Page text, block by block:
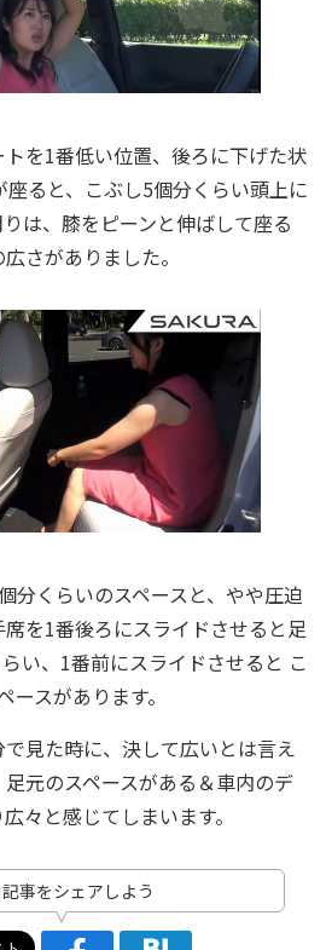
を1番低い位置、後ろに下げた状
ると、こぶし5個分くらい頭上に
は、膝をピーンと伸ばして座る
さがありました。
分くらいのスペースと、やや圧迫
を1番後ろにスライドさせると足
い、1番前にスライドさせると こ
スがあります。
見た時に、決して広いとは言え
元のスペースがある＆車内のデ
々と感じてしまいます。
事をシェアしよう